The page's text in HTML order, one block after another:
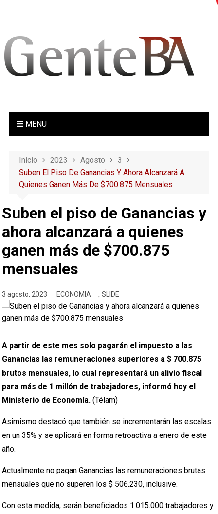
MENU
Inicio 2023 Agosto
3
Suben El Piso De Ganancias Y Ahora Alcanzará A
Quienes Ganen Más De $700.875 Mensuales
Suben el piso de Ganancias y
ahora alcanzará a quienes
ganen más de $700.875
mensuales
3 agosto, 2023 ECONOMIA ,SLIDE
A partir de este mes solo pagarán el impuesto a las
Ganancias las remuneraciones superiores a $ 700.875
brutos mensuales, lo cual representará un alivio fiscal
para más de 1 millón de trabajadores, informó hoy el
Ministerio de Economía. (Télam)
Asimismo destacó que también se incrementarán las escalas
en un 35% y se aplicará en forma retroactiva a enero de este
año.
Actualmente no pagan Ganancias las remuneraciones brutas
mensuales que no superen los $ 506.230, inclusive.
Con esta medida, serán beneficiados 1.015.000 trabajadores y